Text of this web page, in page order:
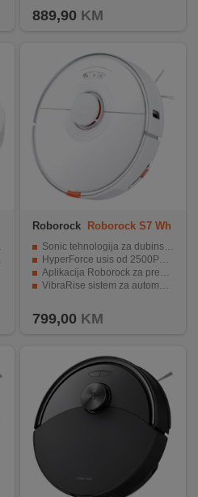
889,90 KM
Roborock
Roborock S7 Wh
Sonic tehnologija za dubinsko ribanje podova.
HyperForce usis od 2500Pa za moćno čišćenje.
Aplikacija Roborock za preciznu kontrolu čišćenja.
VibraRise sistem za automatsko podizanje mopa.
799,00 KM